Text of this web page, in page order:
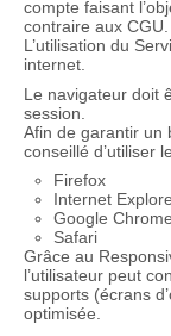
compte faisant
contraire aux CGU.
L’utilisation du
internet.
Le navigateur doit
session.
Afin de garantir un
conseillé d’utiliser
Firefox
Internet
Google Chrome
Safari
Grâce au
l’utilisateur peut
supports (écrans
optimisée.